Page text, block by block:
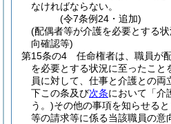
なければならない。
(令7条例24・追加)
(配偶者等が介護を必要とする
向確認等)
第15条の4
任命権者は、職員が
を必要とする状況に至ったこと
員に対して、仕事と介護との両
下この条及び次条において「介
う。)その他の事項を知らせる
等の請求等に係る当該職員の意